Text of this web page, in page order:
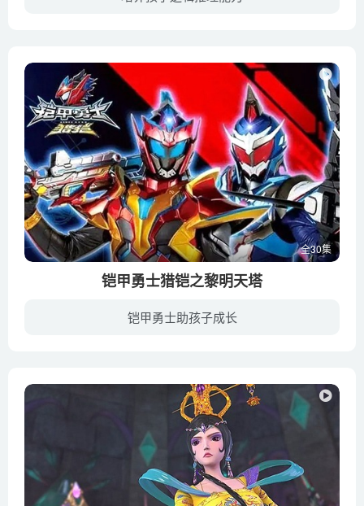
全30集
铠甲勇士猎铠之黎明天塔
铠甲勇士助孩子成长